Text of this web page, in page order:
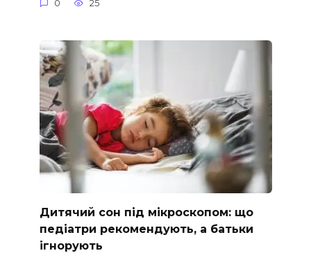
0 25
Дитячий сон під мікроскопом: що
педіатри рекомендують, а батьки
ігнорують